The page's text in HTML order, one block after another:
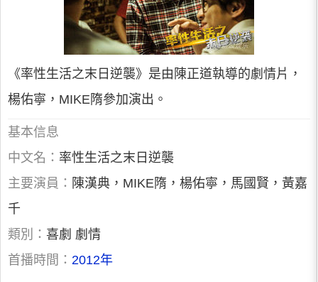
《率性生活之末日逆襲》是由陳正道執導的劇情片，
楊佑寧，MIKE隋參加演出。
基本信息
中文名： 率性生活之末日逆襲
主要演員： 陳漢典，MIKE隋，楊佑寧，馬國賢，黃嘉
千
類別： 喜劇 劇情
首播時間： 2012年